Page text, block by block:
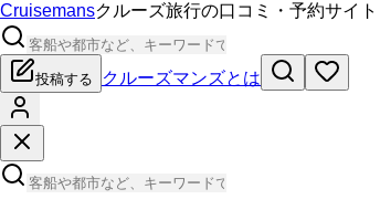
Cruisemansクルーズ旅行の口コミ・予約サイト
投稿する クルーズマンズとは